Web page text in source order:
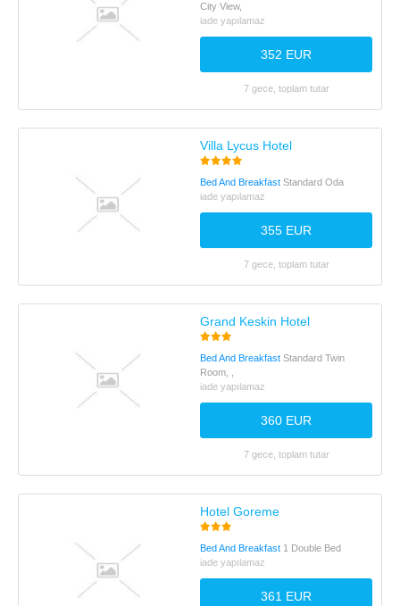
City View,
iade yapılamaz
352 EUR
7 gece, toplam tutar
Villa Lycus Hotel
Bed And Breakfast Standard Oda
iade yapılamaz
355 EUR
7 gece, toplam tutar
Grand Keskin Hotel
Bed And Breakfast Standard Twin
Room, ,
iade yapılamaz
360 EUR
7 gece, toplam tutar
Hotel Goreme
Bed And Breakfast 1 Double Bed
iade yapılamaz
361 EUR